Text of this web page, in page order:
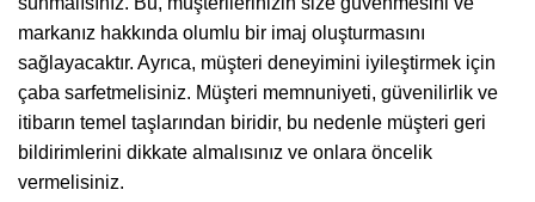
markanız hakkında olumlu bir imaj oluşturmasını
sağlayacaktır. Ayrıca, müşteri deneyimini iyileştirmek için
çaba sarfetmelisiniz. Müşteri memnuniyeti, güvenilirlik ve
itibarın temel taşlarından biridir, bu nedenle müşteri geri
bildirimlerini dikkate almalısınız ve onlara öncelik
vermelisiniz.